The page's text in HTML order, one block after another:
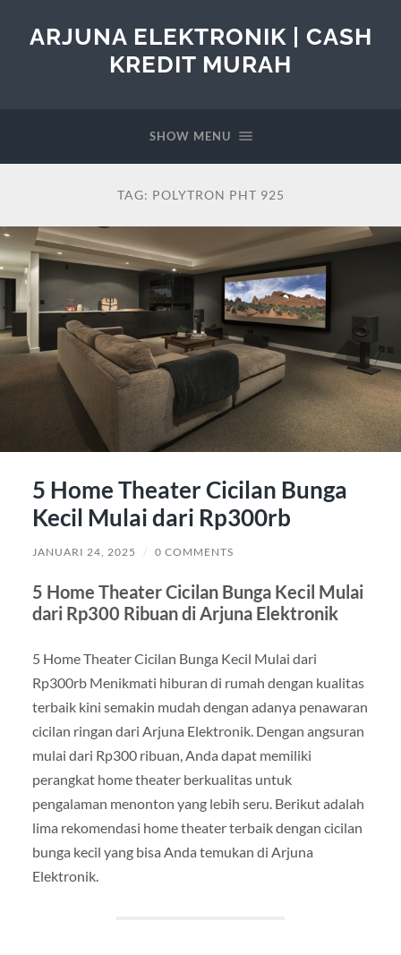
ARJUNA ELEKTRONIK | CASH
KREDIT MURAH
SHOW MENU
TAG: POLYTRON PHT 925
5 Home Theater Cicilan Bunga
Kecil Mulai dari Rp300rb
JANUARI 24, 2025 / 0 COMMENTS
5 Home Theater Cicilan Bunga Kecil Mulai
dari Rp300 Ribuan di Arjuna Elektronik
5 Home Theater Cicilan Bunga Kecil Mulai dari
Rp300rb Menikmati hiburan di rumah dengan kualitas
terbaik kini semakin mudah dengan adanya penawaran
cicilan ringan dari Arjuna Elektronik. Dengan angsuran
mulai dari Rp300 ribuan, Anda dapat memiliki
perangkat home theater berkualitas untuk
pengalaman menonton yang lebih seru. Berikut adalah
lima rekomendasi home theater terbaik dengan cicilan
bunga kecil yang bisa Anda temukan di Arjuna
Elektronik.